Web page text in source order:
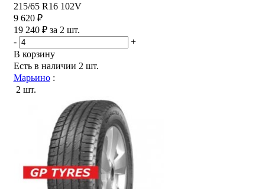
215/65 R16 102V
9 620 ₽
19 240 ₽ за 2 шт.
-
+
В корзину
Есть в наличии 2 шт.
Марьино:
2 шт.